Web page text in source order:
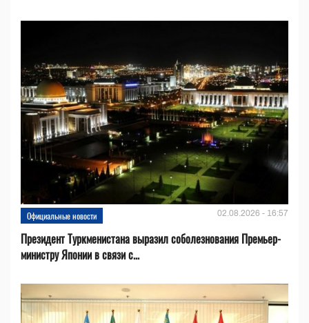
Официальные новости 02.08.2026 - 16:57
Президент Туркменистана выразил соболезнования Премьер-
министру Японии в связи с...